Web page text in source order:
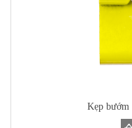
Kẹp bướm